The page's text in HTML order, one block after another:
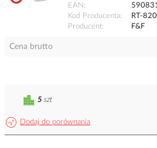
EAN
Kod Producenta
RT-820
Producent
F&F
Cena brutto
Dodaj do porównania
5 szt